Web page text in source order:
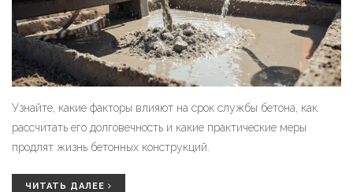
Узнайте, какие факторы влияют на срок службы бетона, как
рассчитать его долговечность и какие практические меры
продлят жизнь бетонных конструкций.
ЧИТАТЬ ДАЛЕЕ